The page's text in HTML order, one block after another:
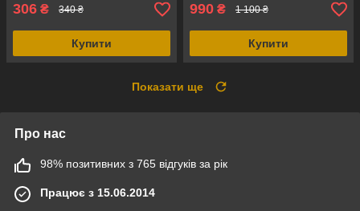
306 ₴ 340 ₴
Купити
990 ₴ 1 100 ₴
Купити
Показати ще
Про нас
98% позитивних з 765 відгуків за рік
Працює з 15.06.2014